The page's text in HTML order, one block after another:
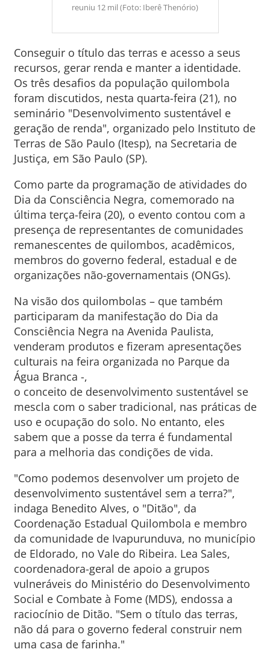
reuniu 12 mil (Foto: Iberê Thenório)
Conseguir o título das terras e acesso a seus
recursos, gerar renda e manter a identidade.
Os três desafios da população quilombola
foram discutidos, nesta quarta-feira (21), no
seminário "Desenvolvimento sustentável e
geração de renda", organizado pelo Instituto de
Terras de São Paulo (Itesp), na Secretaria de
Justiça, em São Paulo (SP).
Como parte da programação de atividades do
Dia da Consciência Negra, comemorado na
última terça-feira (20), o evento contou com a
presença de representantes de comunidades
remanescentes de quilombos, acadêmicos,
membros do governo federal, estadual e de
organizações não-governamentais (ONGs).
Na visão dos quilombolas – que também
participaram da manifestação do Dia da
Consciência Negra na Avenida Paulista,
venderam produtos e fizeram apresentações
culturais na feira organizada no Parque da
Água Branca -,
o conceito de desenvolvimento sustentável se
mescla com o saber tradicional, nas práticas de
uso e ocupação do solo. No entanto, eles
sabem que a posse da terra é fundamental
para a melhoria das condições de vida.
"Como podemos desenvolver um projeto de
desenvolvimento sustentável sem a terra?",
indaga Benedito Alves, o "Ditão", da
Coordenação Estadual Quilombola e membro
da comunidade de Ivapurunduva, no município
de Eldorado, no Vale do Ribeira. Lea Sales,
coordenadora-geral de apoio a grupos
vulneráveis do Ministério do Desenvolvimento
Social e Combate à Fome (MDS), endossa a
raciocínio de Ditão. "Sem o título das terras,
não dá para o governo federal construir nem
uma casa de farinha."